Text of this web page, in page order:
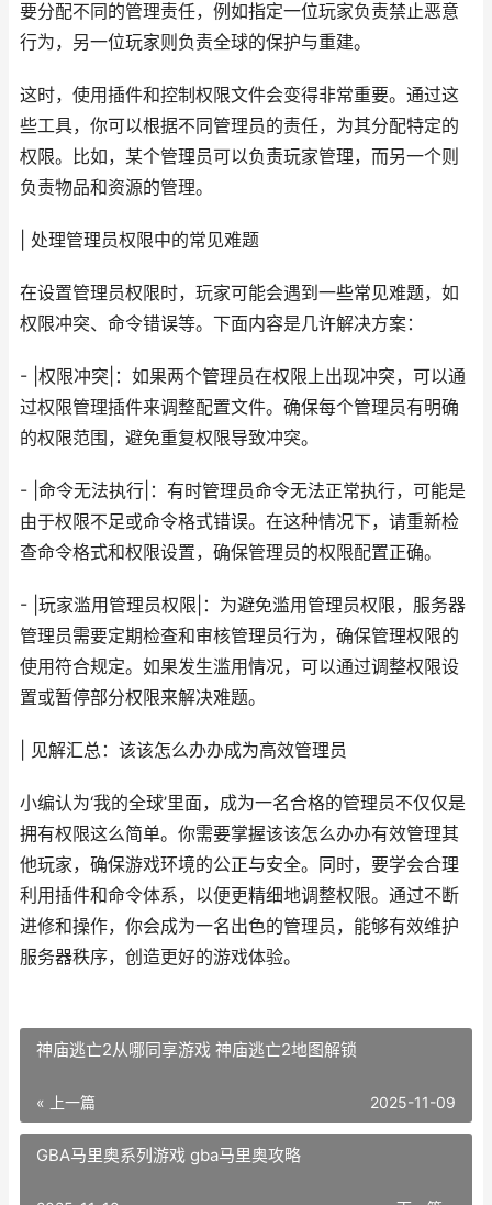
要分配不同的管理责任，例如指定一位玩家负责禁止恶意
行为，另一位玩家则负责全球的保护与重建。
这时，使用插件和控制权限文件会变得非常重要。通过这
些工具，你可以根据不同管理员的责任，为其分配特定的
权限。比如，某个管理员可以负责玩家管理，而另一个则
负责物品和资源的管理。
| 处理管理员权限中的常见难题
在设置管理员权限时，玩家可能会遇到一些常见难题，如
权限冲突、命令错误等。下面内容是几许解决方案：
- |权限冲突|：如果两个管理员在权限上出现冲突，可以通
过权限管理插件来调整配置文件。确保每个管理员有明确
的权限范围，避免重复权限导致冲突。
- |命令无法执行|：有时管理员命令无法正常执行，可能是
由于权限不足或命令格式错误。在这种情况下，请重新检
查命令格式和权限设置，确保管理员的权限配置正确。
- |玩家滥用管理员权限|：为避免滥用管理员权限，服务器
管理员需要定期检查和审核管理员行为，确保管理权限的
使用符合规定。如果发生滥用情况，可以通过调整权限设
置或暂停部分权限来解决难题。
| 见解汇总：该该怎么办办成为高效管理员
小编认为‘我的全球’里面，成为一名合格的管理员不仅仅是
拥有权限这么简单。你需要掌握该该怎么办办有效管理其
他玩家，确保游戏环境的公正与安全。同时，要学会合理
利用插件和命令体系，以便更精细地调整权限。通过不断
进修和操作，你会成为一名出色的管理员，能够有效维护
服务器秩序，创造更好的游戏体验。
神庙逃亡2从哪同享游戏 神庙逃亡2地图解锁
« 上一篇 2025-11-09
GBA马里奥系列游戏 gba马里奥攻略